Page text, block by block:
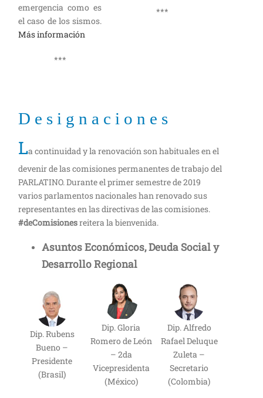
emergencia como es
el caso de los sismos.
Más información
***
***
D e s i g n a c i o n e s
La continuidad y la renovación son habituales en el
devenir de las comisiones permanentes de trabajo del
PARLATINO. Durante el primer semestre de 2019
varios parlamentos nacionales han renovado sus
representantes en las directivas de las comisiones.
#deComisionesreitera la bienvenida.
Asuntos Económicos, Deuda Social y
Desarrollo Regional
Dip. Rubens
Bueno –
Presidente
(Brasil)
Dip. Gloria
Romero de León
– 2da
Vicepresidenta
(México)
Dip. Alfredo
Rafael Deluque
Zuleta –
Secretario
(Colombia)